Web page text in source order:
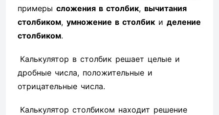
примеры сложения в столбик, вычитания
столбиком, умножение в столбик и деление
столбиком.
Калькулятор в столбик решает целые и
дробные числа, положительные и
отрицательные числа.
Калькулятор столбиком находит решение